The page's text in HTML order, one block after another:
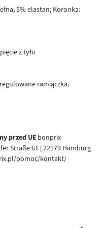
5% elastan; Koronka:
z tyłu
ramiączka,
przed UE bonprix
Straße 61 | 22179 Hamburg
pomoc/kontakt/